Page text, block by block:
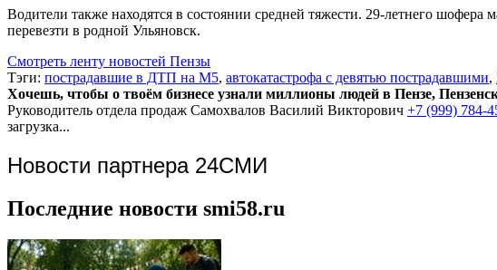
Водители также находятся в состоянии средней тяжести. 29-летнего
перевезти в родной Ульяновск.
Смотреть ленту новостей Пензы
Тэги: пострадавшие в ДТП на М5, автокатастрофа с девятью пострадавшими,
Хочешь, чтобы о твоём бизнесе узнали миллионы людей в Пензе,
Руководитель отдела продаж Самохвалов Василий Викторович +7 (999) 784-
загрузка...
Новости партнера 24СМИ
Последние новости smi58.ru